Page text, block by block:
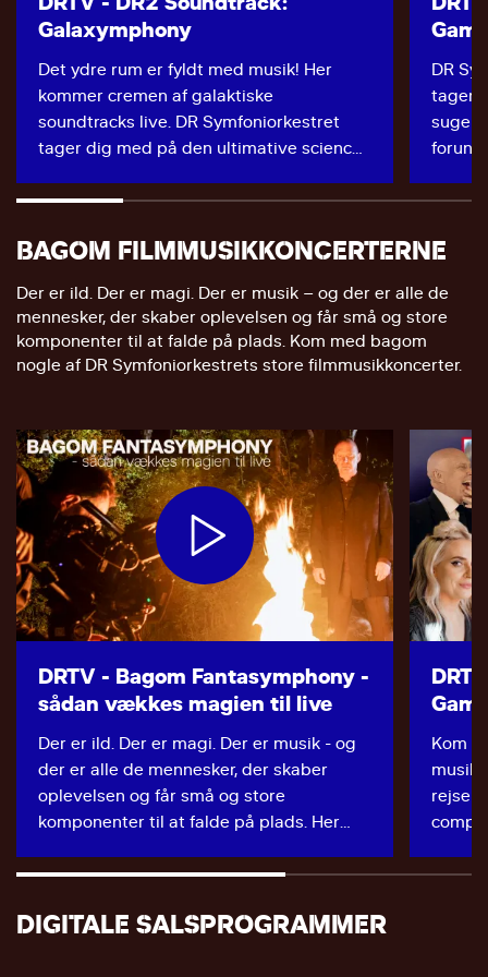
Henrik Schou Kristensen
Ditlev Damkjær
Gerrit H. Mylius
Mads Lundahl Kristensen
Nicholas Franco
Jonathan Colbert
Fløjte
xx
xx
Obo
xx
xx
xx
Søren Elbo
Andrea Batista
Gustav Wetterbrandt
Fagot
xx
xx
xx
Horn
Trompet
xx
xx
Basun
Palle Skovlund
Jens Olav Heckmann
Malte Løvgren
Bas
Piet Larsen
Asger Lynge Petersen
Jakob Vad
Rasmus Kure Thomsen
Per Høyer
Mikkel Tuxen
Marcel Slakonja
Kristian Krebs
Galaxymphony
Det ydre rum er fyldt med musik! Her
kommer cremen af galaktiske
soundtracks live. DR Symfoniorkestret
tager dig med på den ultimative science-
Tusindårsfalken og flyver afsted på en
universer og filmiske galakser.
Stegelmann. Dirigent: Anthony Hermus.
Solist: Jihye Kim. Udløber: 23. jan 2028
DR
tager
suger
som
og
Tuva
BAGOM FILMMUSIKKONCERTERNE
Der er ild. Der er magi. Der er musik – og der er alle de
mennesker, der skaber oplevelsen og får små og store
komponenter til at falde på plads. Kom med bagom
nogle af DR Symfoniorkestrets store filmmusikkoncerter.
DRTV - Bagom Fantasymphony -
sådan vækkes magien til live
Der er ild. Der er magi. Der er musik - og
der er alle de mennesker, der skaber
oplevelsen og får små og store
komponenter til at falde på plads. Her
hvordan magien vækkes til live.
Cassandra Lemoine, Bjørn Fjæstad, Tuva
Kom
rejser
DIGITALE SALSPROGRAMMER